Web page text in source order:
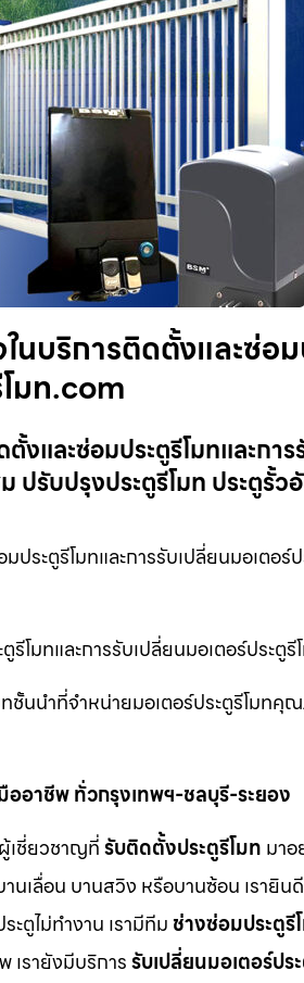
นบริการติดตั้งและซ่อม
มท.com
งและซ่อมประตูรีโมทและกา
รับปรุงประตูรีโมท ประตูรั้ว
ระตูรีโมทและการรับเปลี่ยนมอเตอร์
โมทและการรับเปลี่ยนมอเตอร์ประตู
ทชั้นนำที่จำหน่ายมอเตอร์ประตูรีโมท
ออาชีพ ทั่วกรุงเทพฯ-ชลบุรี-ระยอง
เชี่ยวชาญที่รับติดตั้งประตูรีโมท มา
นเลื่อน บานสวิง หรือบานซ้อน เรายิน
ตูไม่ทำงาน เรามีทีม ช่างซ่อมประตูรี
เรายังมีบริการรับเปลี่ยนมอเตอร์ปร